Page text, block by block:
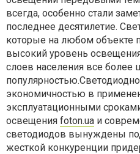
всегда, особенно стали
последнее десятилетие.
которые на любом объекте
высокий уровень
слоев населения все более
экономичностью в
эксплуатационными
освещения foton.ua и
светодиодов вынуждены
жесткой конкуренции